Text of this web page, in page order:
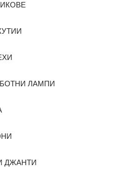
ЛАМПИ
ДЖАНТИ